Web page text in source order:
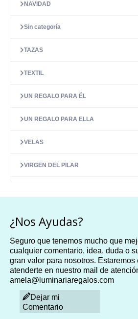
NAVIDAD
Sin categoría
TAZAS
TEXTIL
UN REGALO PARA ÉL
UN REGALO PARA ELLA
VELAS
VIRGEN DEL PILAR
¿Nos Ayudas?
Seguro que tenemos mucho que
cualquier comentario, idea, duda o
gran valor para nosotros. Estaremos
atenderte en nuestro mail de
amela@luminariaregalos.com
Dejar mi
Comentario